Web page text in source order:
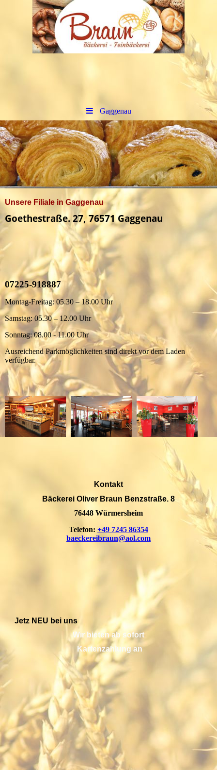
Gaggenau
Unsere Filiale in Gaggenau
Goethestraße. 27, 76571 Gaggenau
07225-918887
Montag-Freitag: 05.30 – 18.00 Uhr
Samstag: 05.30 – 12.00 Uhr
Sonntag: 08.00 - 11.00 Uhr
Ausreichend Parkmöglichkeiten sind direkt vor dem Laden
verfügbar.
Kontakt
Bäckerei Oliver Braun Benzstraße. 8
76448 Würmersheim
Telefon: +49 7245 86354
baeckereibraun@aol.com
Jetz NEU bei uns
Wir bieten ab sofort
Kartenzahlung an